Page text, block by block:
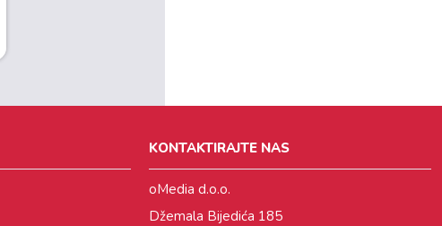
KONTAKTIRAJTE NAS
oMedia d.o.o.
Džemala Bijedića 185